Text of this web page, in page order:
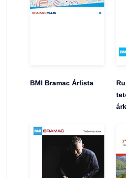
BMI Bramac Árlista